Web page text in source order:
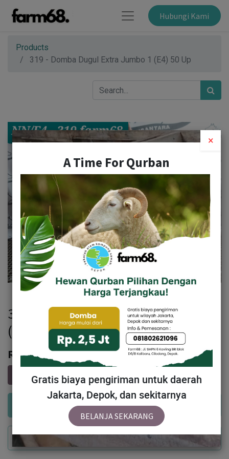
Hubungi Kami
Products
319 - Domba Dugul Extra Jumbo 1 (E4) 50 Up
319 - Domba Dugul Extra Jumbo 1
(E4) 50 Up
Rp6,644,000
Add to Cart
Buy Now
×
A Time For Qurban
Gratis biaya pengiriman untuk daerah
Jakarta, Depok, dan sekitarnya
BELANJA SEKARANG